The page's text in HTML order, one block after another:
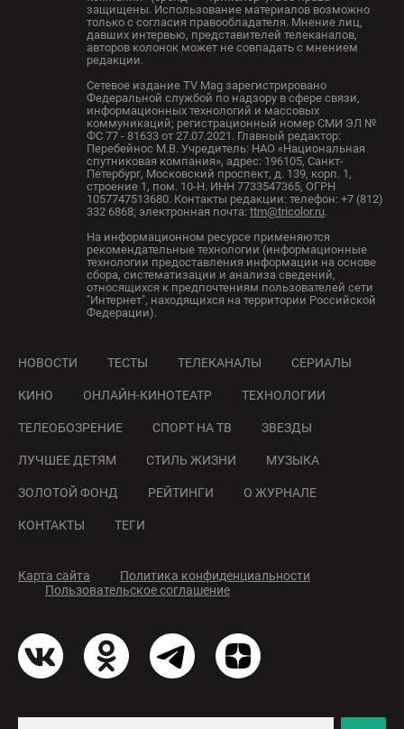
защищены. Использование материалов возможно
только с согласия правообладателя. Мнение лиц,
давших интервью, представителей телеканалов,
авторов колонок может не совпадать с мнением
редакции.
Сетевое издание TV Mag зарегистрировано
Федеральной службой по надзору в сфере связи,
информационных технологий и массовых
коммуникаций; регистрационный номер СМИ ЭЛ №
ФС 77 - 81633 от 27.07.2021. Главный редактор:
Перебейнос М.В. Учредитель: НАО «Национальная
спутниковая компания», адрес: 196105, Санкт-
Петербург, Московский проспект, д. 139, корп. 1,
строение 1, пом. 10-Н. ИНН 7733547365, ОГРН
1057747513680. Контакты редакции: телефон: +7 (812)
332 6868; электронная почта: ttm@tricolor.ru.
На информационном ресурсе применяются
рекомендательные технологии (информационные
технологии предоставления информации на основе
сбора, систематизации и анализа сведений,
относящихся к предпочтениям пользователей сети
"Интернет", находящихся на территории Российской
Федерации).
НОВОСТИ ТЕСТЫ ТЕЛЕКАНАЛЫ СЕРИАЛЫ
КИНО ОНЛАЙН-КИНОТЕАТР ТЕХНОЛОГИИ
ТЕЛЕОБОЗРЕНИЕ СПОРТ НА ТВ ЗВЕЗДЫ
ЛУЧШЕЕ ДЕТЯМ СТИЛЬ ЖИЗНИ МУЗЫКА
ЗОЛОТОЙ ФОНД РЕЙТИНГИ О ЖУРНАЛЕ
КОНТАКТЫ ТЕГИ
Карта сайта
Политика конфиденциальности
Пользовательское соглашение